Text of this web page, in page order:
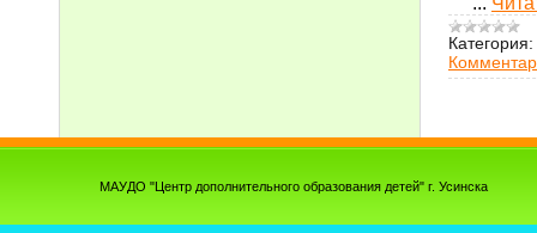
Категория:
МАУДО "Центр дополнительного образования детей" г. Усинска